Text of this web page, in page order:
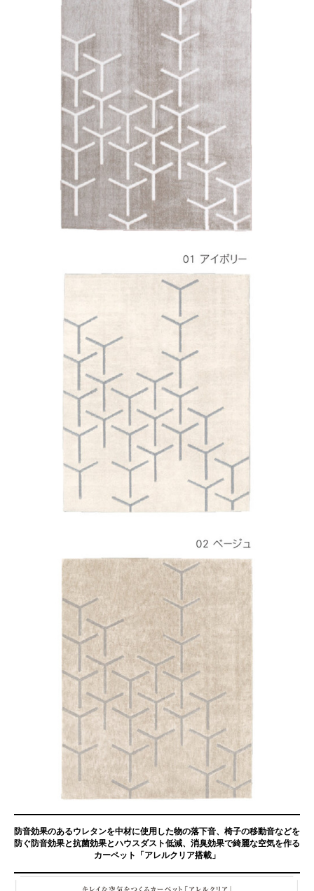
防音効果のあるウレタンを中材に使用した物の落下音、椅子の移動音などを
防ぐ防音効果と抗菌効果とハウスダスト低減、消臭効果で綺麗な空気を作る
カーペット「アレルクリア搭載」